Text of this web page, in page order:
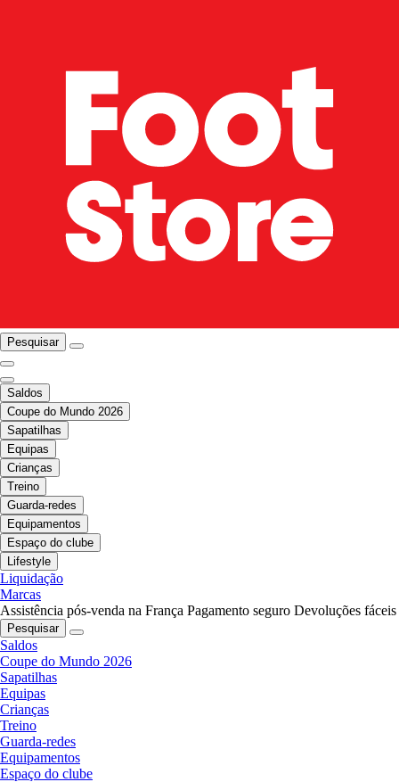
Pesquisar
Saldos
Coupe do Mundo 2026
Sapatilhas
Equipas
Crianças
Treino
Guarda-redes
Equipamentos
Espaço do clube
Lifestyle
Liquidação
Marcas
Assistência pós-venda na França Pagamento seguro Devoluções fáceis
Pesquisar
Saldos
Coupe do Mundo 2026
Sapatilhas
Equipas
Crianças
Treino
Guarda-redes
Equipamentos
Espaço do clube